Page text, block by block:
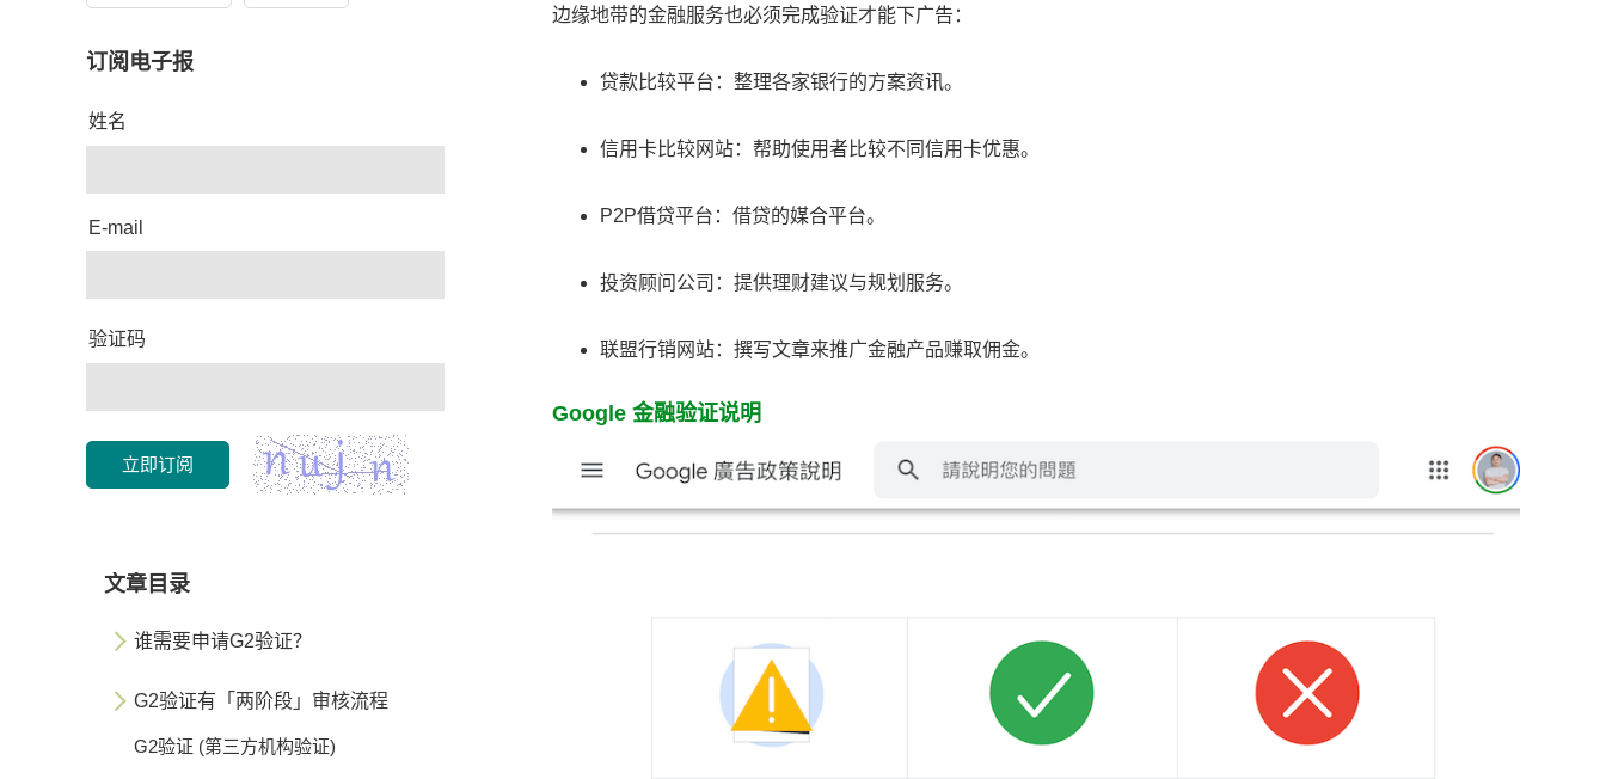
边缘地带的金融服务也必须完成验证才能下广告：
贷款比较平台：整理各家银行的方案资讯。
信用卡比较网站：帮助使用者比较不同信用卡优惠。
P2P借贷平台：借贷的媒合平台。
投资顾问公司：提供理财建议与规划服务。
联盟行销网站：撰写文章来推广金融产品赚取佣金。
Google 金融验证说明
订阅电子报
姓名
E-mail
验证码
立即订阅
文章目录
谁需要申请G2验证？
G2验证有「两阶段」审核流程
G2验证 (第三方机构验证)